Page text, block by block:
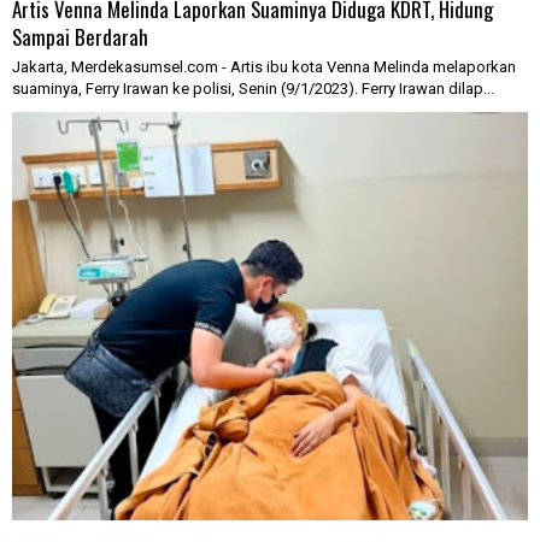
Artis Venna Melinda Laporkan Suaminya Diduga KDRT, Hidung
Sampai Berdarah
Jakarta, Merdekasumsel.com - Artis ibu kota Venna Melinda melaporkan
suaminya, Ferry Irawan ke polisi, Senin (9/1/2023). Ferry Irawan dilap...